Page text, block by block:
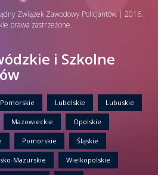
Związek Zawodowy Policjantów | 2016.
prawa zastrzeżone.
i Szkolne
Lubelskie Lubuskie
Mazowieckie Opolskie
Pomorskie Śląskie
Mazurskie Wielkopolskie